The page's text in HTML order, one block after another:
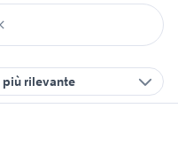
più rilevante